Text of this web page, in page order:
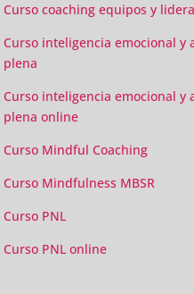
Curso coaching equipos y
Curso inteligencia emocional y
plena
Curso inteligencia emocional y
plena online
Curso Mindful Coaching
Curso Mindfulness MBSR
Curso PNL
Curso PNL online